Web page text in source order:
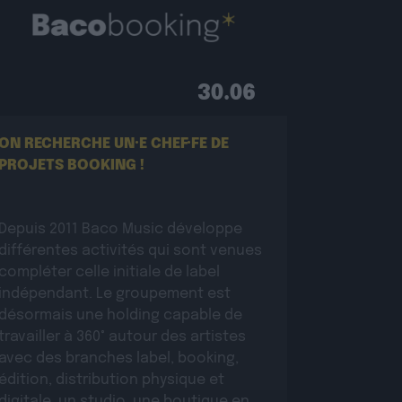
30.06
RECHERCHE UN·E CHEF·FE DE
PROJETS BOOKING !
Depuis 2011 Baco Music développe
différentes activités qui sont venues
compléter celle initiale de label
indépendant. Le groupement est
désormais une holding capable de
travailler à 360° autour des artistes
avec des branches label, booking,
édition, distribution physique et